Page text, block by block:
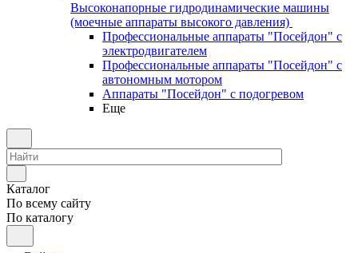
Высоконапорные гидродинамические машины
(моечные аппараты высокого давления)
Профессиональные аппараты "Посейдон" с
электродвигателем
Профессиональные аппараты "Посейдон" с
автономным мотором
Аппараты "Посейдон" с подогревом
Еще
Каталог
По всему сайту
По каталогу